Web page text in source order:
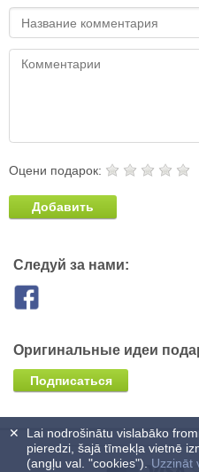
Оцени подарок:
Добавить
Следуй за нами:
Оригинальные идеи
Подписаться
Lai nodrošinātu vislabāko
pieredzi, šajā tīmekļa vietnē
(angļu val. "cookies"). Uzzināt
✕